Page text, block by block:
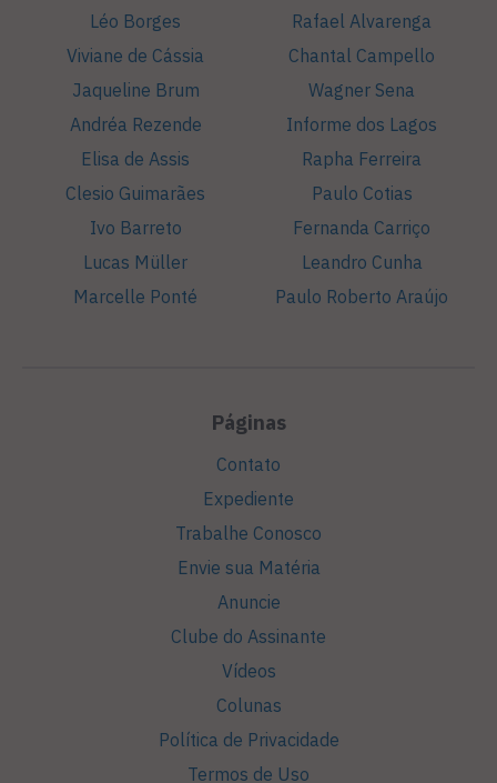
Léo Borges
Viviane de Cássia
Jaqueline Brum
Andréa Rezende
Elisa de Assis
Clesio Guimarães
Ivo Barreto
Lucas Müller
Marcelle Ponté
Rafael Alvarenga
Chantal Campello
Wagner Sena
Informe dos Lagos
Rapha Ferreira
Paulo Cotias
Fernanda Carriço
Leandro Cunha
Paulo Roberto Araújo
Páginas
Contato
Expediente
Trabalhe Conosco
Envie sua Matéria
Anuncie
Clube do Assinante
Vídeos
Colunas
Política de Privacidade
Termos de Uso